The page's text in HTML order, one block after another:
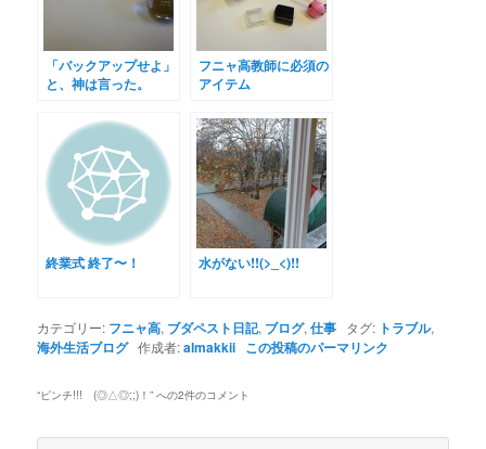
「バックアップせよ」
と、神は言った。
フニャ高教師に必須の
アイテム
終業式 終了〜！ 水がない!!(>_<)!!
カテゴリー: フニャ高, ブダペスト日記, ブログ,仕事 タグ: トラブル,
海外生活ブログ作成者:almakkii この投稿のパーマリンク
“ピンチ!!! (◎△◎;;)！” への2件のコメント